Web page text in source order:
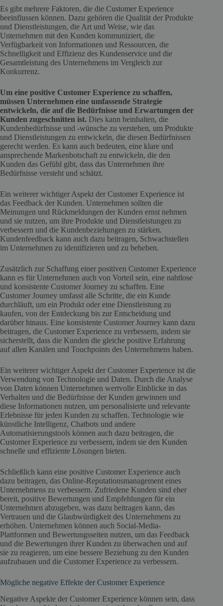
Es gibt mehrere Faktoren, die die Customer Experience
beeinflussen können. Dazu gehören die Qualität der Produkte
und Dienstleistungen, die Art und Weise, wie das
Unternehmen mit den Kunden kommuniziert, die
Verfügbarkeit von Informationen und Ressourcen, die
Schnelligkeit und Effizienz des Kundenservice und die
Gesamtleistung des Unternehmens im Vergleich zur
Konkurrenz.
Um eine positive Customer Experience zu schaffen,
müssen Unternehmen eine umfassende Strategie
entwickeln, die auf die Bedürfnisse und Erwartungen der
Kunden zugeschnitten ist. Dies kann beinhalten, die
Kundenbedürfnisse und -wünsche zu verstehen, um Produkte
und Dienstleistungen zu entwickeln, die diesen Bedürfnissen
gerecht werden. Es kann auch bedeuten, eine klare und
ansprechende Markenbotschaft zu entwickeln, die den
Kunden das Gefühl gibt, dass das Unternehmen ihre
Bedürfnisse versteht und schätzt.
Ein weiterer wichtiger Aspekt der Customer Experience ist
das Feedback der Kunden. Unternehmen sollten die
Meinungen und Rückmeldungen der Kunden ernst nehmen
und sie nutzen, um ihre Produkte und Dienstleistungen zu
verbessern und die Kundenbeziehungen zu stärken.
Kundenfeedback kann auch dazu beitragen, Schwachstellen
im Unternehmen zu identifizieren und zu beheben.
Zusätzlich zur Schaffung einer positiven Customer Experience
kann es für Unternehmen auch von Vorteil sein, eine nahtlose
und konsistente Customer Journey zu schaffen. Eine
Customer Journey umfasst alle Schritte, die ein Kunde
durchläuft, um ein Produkt oder eine Dienstleistung zu
kaufen, von der Entdeckung bis zur Entscheidung und
darüber hinaus. Eine konsistente Customer Journey kann dazu
beitragen, die Customer Experience zu verbessern, indem sie
sicherstellt, dass die Kunden die gleiche positive Erfahrung
auf allen Kanälen und Touchpoints des Unternehmens haben.
Ein weiterer wichtiger Aspekt der Customer Experience ist die
Verwendung von Technologie und Daten. Durch die Analyse
von Daten können Unternehmen wertvolle Einblicke in das
Verhalten und die Bedürfnisse der Kunden gewinnen und
diese Informationen nutzen, um personalisierte und relevante
Erlebnisse für jeden Kunden zu schaffen. Technologie wie
künstliche Intelligenz, Chatbots und andere
Automatisierungstools können auch dazu beitragen, die
Customer Experience zu verbessern, indem sie den Kunden
schnelle und effiziente Lösungen bieten.
Schließlich kann eine positive Customer Experience auch
dazu beitragen, das Online-Reputationsmanagement eines
Unternehmens zu verbessern. Zufriedene Kunden sind eher
bereit, positive Bewertungen und Empfehlungen für ein
Unternehmen abzugeben, was dazu beitragen kann, das
Vertrauen und die Glaubwürdigkeit des Unternehmens zu
erhöhen. Unternehmen können auch Social-Media-
Plattformen und Bewertungsseiten nutzen, um das Feedback
und die Bewertungen ihrer Kunden zu überwachen und auf
sie zu reagieren, um eine bessere Beziehung zu den Kunden
aufzubauen und die Customer Experience zu verbessern.
Mögliche negative Effekte der Customer Experience
Negative Aspekte der Customer Experience können sein, dass